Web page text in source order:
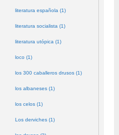
literatura española (1)
literatura socialista (1)
literatura utópica (1)
loco (1)
los 300 caballeros drusos (1)
los albaneses (1)
los celos (1)
Los derviches (1)